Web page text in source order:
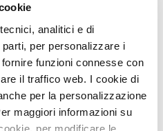
analitici e di
per personalizzare i
funzioni connesse con
il traffico web. I cookie di
per la personalizzazione
maggiori informazioni su
per modificare le
BENESSERE FIG AND
WISTERIA SHOWER